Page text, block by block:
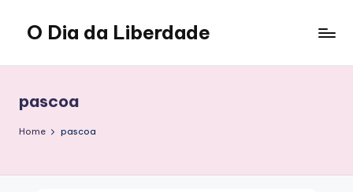
content
O Dia da Liberdade
pascoa
Home pascoa